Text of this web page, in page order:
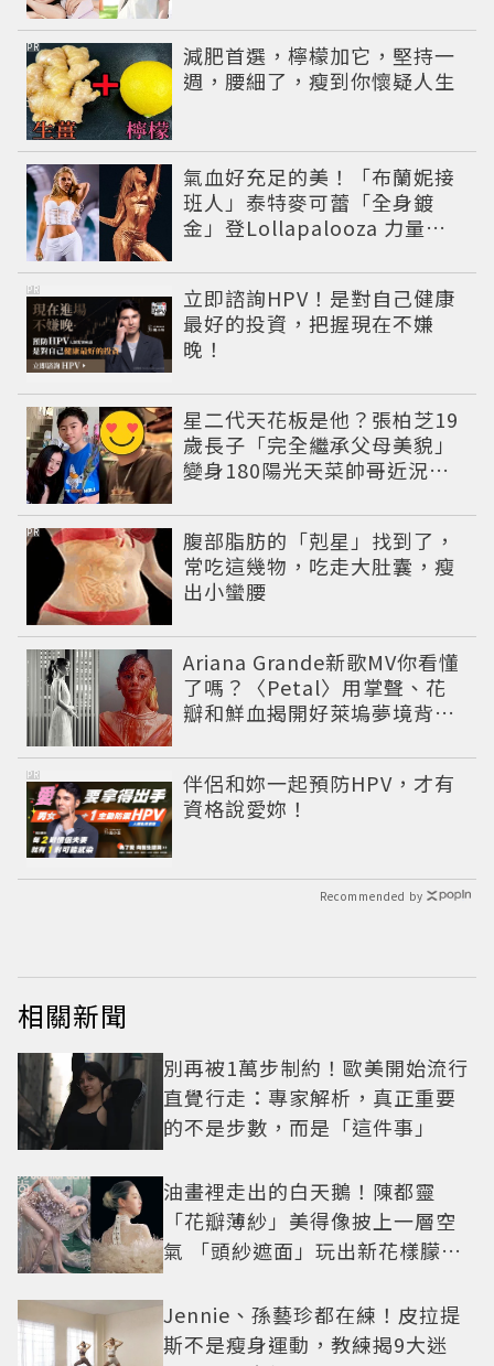
減肥首選，檸檬加它，堅持一
週，腰細了，瘦到你懷疑人生
PR
氣血好充足的美！「布蘭妮接
班人」泰特麥可蕾「全身鍍
金」登Lollapalooza 力量感
立即諮詢HPV！是對自己健康
最好的投資，把握現在不嫌
晚！
PR
星二代天花板是他？張柏芝19
歲長子「完全繼承父母美貌」
變身180陽光天菜帥哥近況曝
腹部脂肪的「剋星」找到了，
常吃這幾物，吃走大肚囊，瘦
出小蠻腰
PR
Ariana Grande新歌MV你看懂
了嗎？〈Petal〉用掌聲、花
瓣和鮮血揭開好萊塢夢境背後
伴侶和妳一起預防HPV，才有
資格說愛妳！
PR
Recommended by
相關新聞
別再被1萬步制約！歐美開始流行
直覺行走：專家解析，真正重要
的不是步數，而是「這件事」
油畫裡走出的白天鵝！陳都靈
「花瓣薄紗」美得像披上一層空
氣 「頭紗遮面」玩出新花樣朦朧
Jennie、孫藝珍都在練！皮拉提
斯不是瘦身運動，教練揭9大迷